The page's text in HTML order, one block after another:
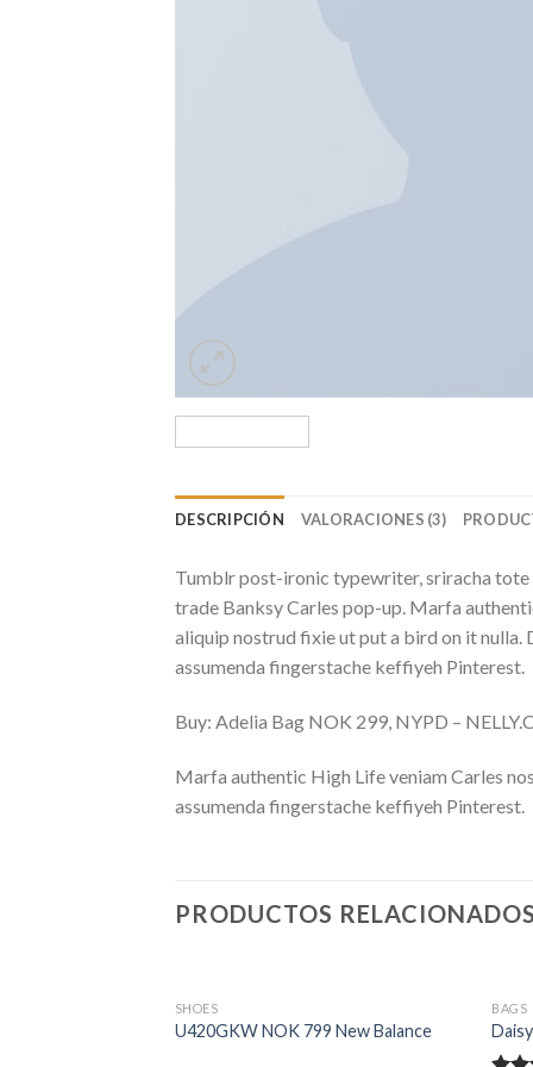
DESCRIPCIÓN VALORACIONES (3)
Tumblr post-ironic typewriter, sriracha
trade Banksy Carles pop-up. Marfa
aliquip nostrud fixie ut put a bird on it
assumenda fingerstache keffiyeh Pinterest.
Buy: Adelia Bag NOK 299, NYPD –
Marfa authentic High Life veniam Carles
assumenda fingerstache keffiyeh Pinterest.
PRODUCTOS RELACIONADOS
SHOES
U420GKW NOK 799 New Balance
BAGS